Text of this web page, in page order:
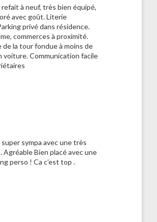
à neuf, très bien équipé,
avec goût. Literie
privé dans résidence.
commerces à proximité.
de la tour fondue à moins de
voiture. Communication facile
sympa avec une très
Agréable Bien placé avec une
perso ! Ca c’est top .